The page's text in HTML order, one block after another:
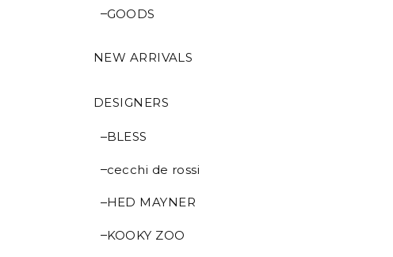
GOODS
NEW ARRIVALS
DESIGNERS
BLESS
cecchi de rossi
HED MAYNER
KOOKY ZOO